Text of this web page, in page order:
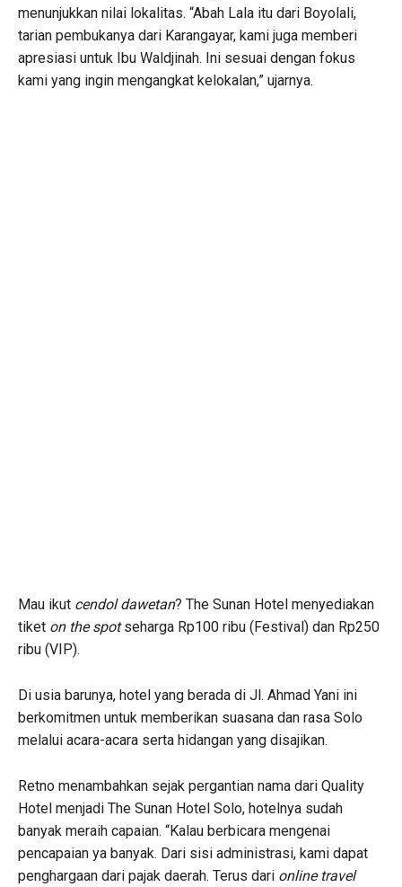
menunjukkan nilai lokalitas. “Abah Lala itu dari Boyolali,
tarian pembukanya dari Karangayar, kami juga memberi
apresiasi untuk Ibu Waldjinah. Ini sesuai dengan fokus
kami yang ingin mengangkat kelokalan,” ujarnya.
Mau ikut cendol dawetan? The Sunan Hotel menyediakan
tiket on the spotseharga Rp100 ribu (Festival) dan Rp250
ribu (VIP).
Di usia barunya, hotel yang berada di Jl. Ahmad Yani ini
berkomitmen untuk memberikan suasana dan rasa Solo
melalui acara-acara serta hidangan yang disajikan.
Retno menambahkan sejak pergantian nama dari Quality
Hotel menjadi The Sunan Hotel Solo, hotelnya sudah
banyak meraih capaian. “Kalau berbicara mengenai
pencapaian ya banyak. Dari sisi administrasi, kami dapat
penghargaan dari pajak daerah. Terus dari online travel